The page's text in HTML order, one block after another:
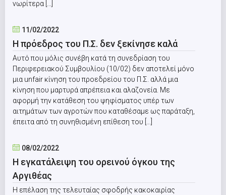
νωρίτερα [...]
11/02/2022
Η πρόεδρος του Π.Σ. δεν ξεκίνησε καλά
Αυτό που μόλις συνέβη κατά τη συνεδρίαση του
Περιφερειακού Συμβουλίου (10/02) δεν αποτελεί μόνο
μια unfair κίνηση του προεδρείου του Π.Σ. αλλά μια
κίνηση που μαρτυρά απρέπεια και αλαζονεία. Με
αφορμή την κατάθεση του ψηφίσματος υπέρ των
αιτημάτων των αγροτών που καταθέσαμε ως παράταξη,
έπειτα από τη συνηθισμένη επίθεση του [...]
08/02/2022
Η εγκατάλειψη του ορεινού όγκου της
Αργιθέας
Η επέλαση της τελευταίας σφοδρής κακοκαιρίας